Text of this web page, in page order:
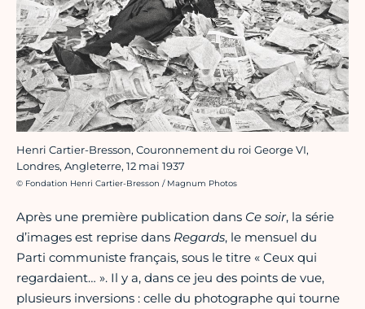
Henri Cartier-Bresson, Couronnement du roi George VI,
Londres, Angleterre, 12 mai 1937
Crédit photo :
© Fondation Henri Cartier-Bresson / Magnum Photos
Après une première publication dans Ce soir, la série
d’images est reprise dans Regards, le mensuel du
Parti communiste français, sous le titre « Ceux qui
regardaient… ». Il y a, dans ce jeu des points de vue,
plusieurs inversions : celle du photographe qui tourne